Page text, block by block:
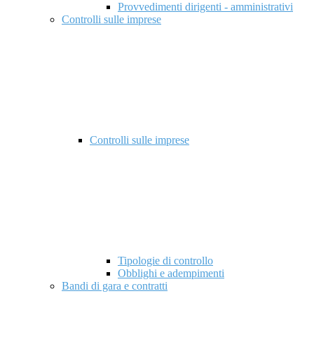
Provvedimenti dirigenti - amministrativi
Controlli sulle imprese
Controlli sulle imprese
Tipologie di controllo
Obblighi e adempimenti
Bandi di gara e contratti